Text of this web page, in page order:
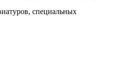
специальных